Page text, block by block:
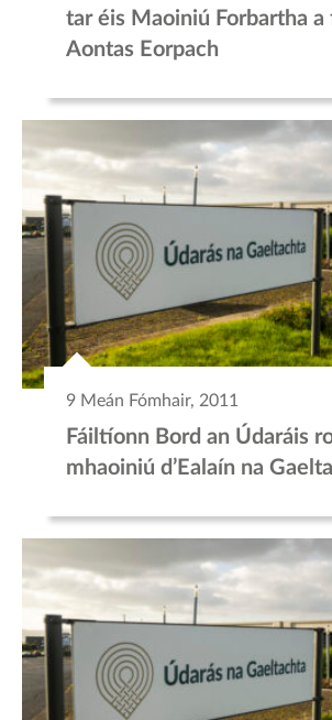
tar éis Maoiniú Forbartha a
Aontas Eorpach
9 Meán Fómhair, 2011
Fáiltíonn Bord an Údaráis
mhaoiniú d’Ealaín na